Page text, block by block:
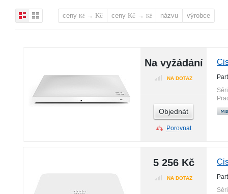
ceny Kč → Kč ceny Kč → Kč názvu výrobce
Na vyžádání
NA DOTAZ
Objednát
Porovnat
5 256 Kč
NA DOTAZ